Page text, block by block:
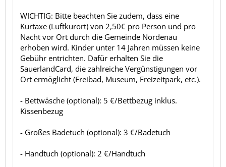
WICHTIG: Bitte beachten Sie zudem, dass eine
Kurtaxe (Luftkurort) von 2,50€ pro Person und pro
Nacht vor Ort durch die Gemeinde Nordenau
erhoben wird. Kinder unter 14 Jahren müssen keine
Gebühr entrichten. Dafür erhalten Sie die
SauerlandCard, die zahlreiche Vergünstigungen vor
Ort ermöglicht (Freibad, Museum, Freizeitpark, etc.).
- Bettwäsche (optional): 5 €/Bettbezug inklus.
Kissenbezug
- Großes Badetuch (optional): 3 €/Badetuch
- Handtuch (optional): 2 €/Handtuch